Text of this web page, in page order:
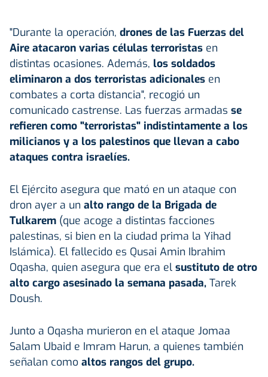
"Durante la operación, drones de las Fuerzas del
Aire atacaron varias células terroristas en
distintas ocasiones. Además, los soldados
eliminaron a dos terroristas adicionales en
combates a corta distancia", recogió un
comunicado castrense. Las fuerzas armadas se
refieren como "terroristas" indistintamente a los
milicianos y a los palestinos que llevan a cabo
ataques contra israelíes.
El Ejército asegura que mató en un ataque con
dron ayer a un alto rango de la Brigada de
Tulkarem (que acoge a distintas facciones
palestinas, si bien en la ciudad prima la Yihad
Islámica). El fallecido es Qusai Amin Ibrahim
Oqasha, quien asegura que era el sustituto de otro
alto cargo asesinado la semana pasada, Tarek
Doush.
Junto a Oqasha murieron en el ataque Jomaa
Salam Ubaid e Imram Harun, a quienes también
señalan como altos rangos del grupo.